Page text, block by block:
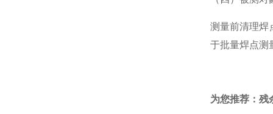
测量前清理焊
于批量焊点测
为您推荐： 残